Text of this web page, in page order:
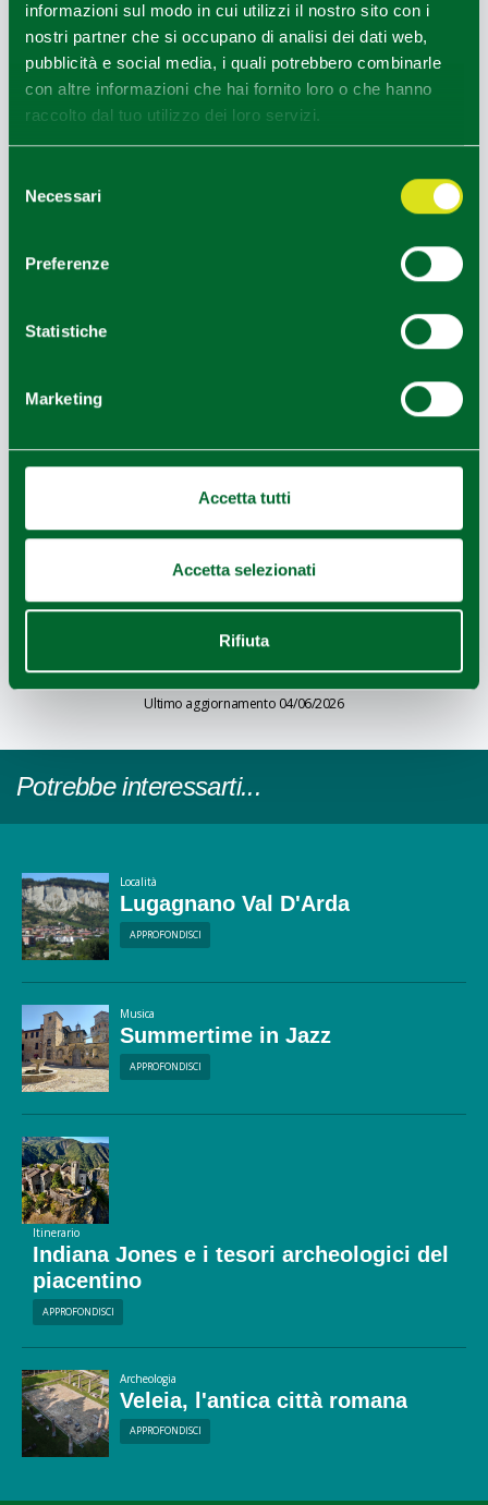
informazioni sul modo in cui utilizzi il nostro sito con i
nostri partner che si occupano di analisi dei dati web,
pubblicità e social media, i quali potrebbero combinarle
con altre informazioni che hai fornito loro o che hanno
raccolto dal tuo utilizzo dei loro servizi.
delNecessari
Preferenze
Statistiche
Marketing
Accetta tutti
Accetta selezionati
Rifiuta
Info
3
4
+
−
©OpenStreetMap
Redazione Piacenza e provincia
Ultimo aggiornamento 04/06/2026
Potrebbe interessarti...
Località
Lugagnano Val D'Arda
APPROFONDISCI
Musica
Summertime in Jazz
APPROFONDISCI
Itinerario
Indiana Jones e i tesori archeologici del
piacentino
APPROFONDISCI
Archeologia
Veleia, l'antica città romana
APPROFONDISCI